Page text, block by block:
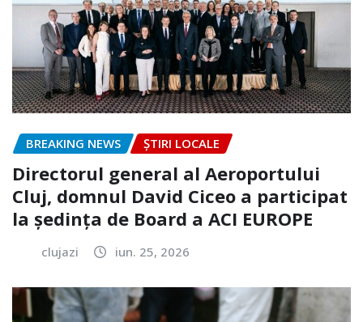
BREAKING NEWS ȘTIRI LOCALE
Directorul general al Aeroportului
Cluj, domnul David Ciceo a participat
la ședința de Board a ACI EUROPE
clujazi iun. 25, 2026